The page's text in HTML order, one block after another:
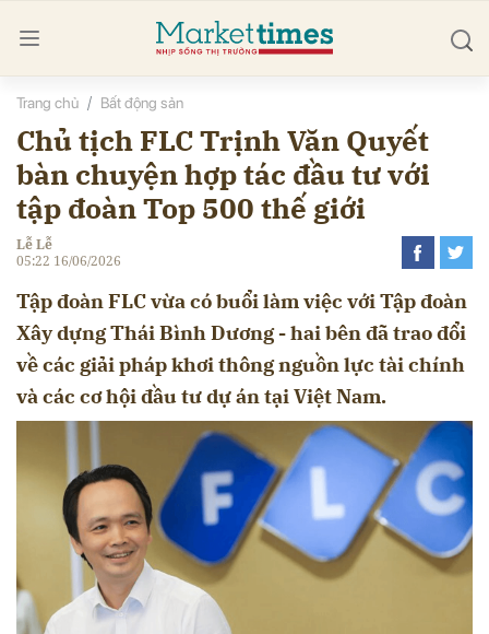
Trang chủ Bất động sản
Chủ tịch FLC Trịnh Văn Quyết
bàn chuyện hợp tác đầu tư với
tập đoàn Top 500 thế giới
Lễ Lễ
05:22 16/06/2026
Tập đoàn FLC vừa có buổi làm việc với Tập đoàn
Xây dựng Thái Bình Dương - hai bên đã trao đổi
về các giải pháp khơi thông nguồn lực tài chính
và các cơ hội đầu tư dự án tại Việt Nam.
luận
Hủy